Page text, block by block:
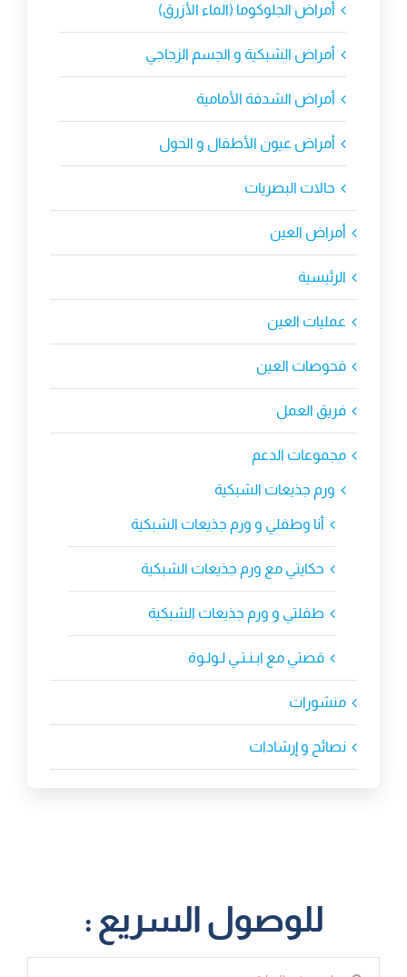
أمراض الجلوكوما (الماء الأزرق)
أمراض الشبكية و الجسم الزجاجي
أمراض الشدفة الأمامية
أمراض عيون الأطفال و الحول
حالات البصريات
أمراض العين
الرئيسية
عمليات العين
فحوصات العين
فريق العمل
مجموعات الدعم
ورم جذيعات الشبكية
أنا وطفلي و ورم جذيعات الشبكية
حكايتي مع ورم جذيعات الشبكية
طفلتي و ورم جذيعات الشبكية
قصتي مع ابـنـتـي لـولـوة
منشورات
نصائح و إرشادات
للوصول السريع :